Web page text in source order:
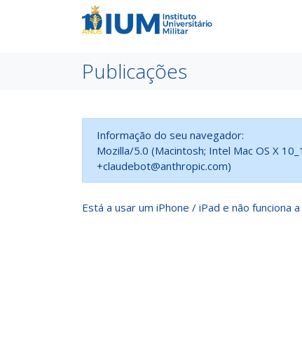
Publicações
Informação do seu navegador:
Mozilla/5.0 (Macintosh; Intel Mac OS X
+claudebot@anthropic.com)
Está a usar um iPhone / iPad e não funciona